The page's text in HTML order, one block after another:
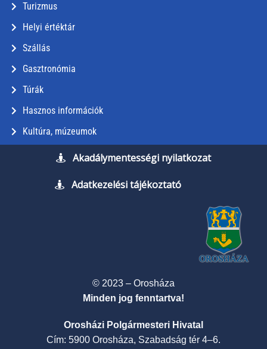
Turizmus
Helyi értéktár
Szállás
Gasztronómia
Túrák
Hasznos információk
Kultúra, múzeumok
Akadálymentességi nyilatkozat
Adatkezelési tájékoztató
© 2023 – Orosháza
Minden jog fenntartva!
Orosházi Polgármesteri Hivatal
Cím: 5900 Orosháza, Szabadság tér 4–6.